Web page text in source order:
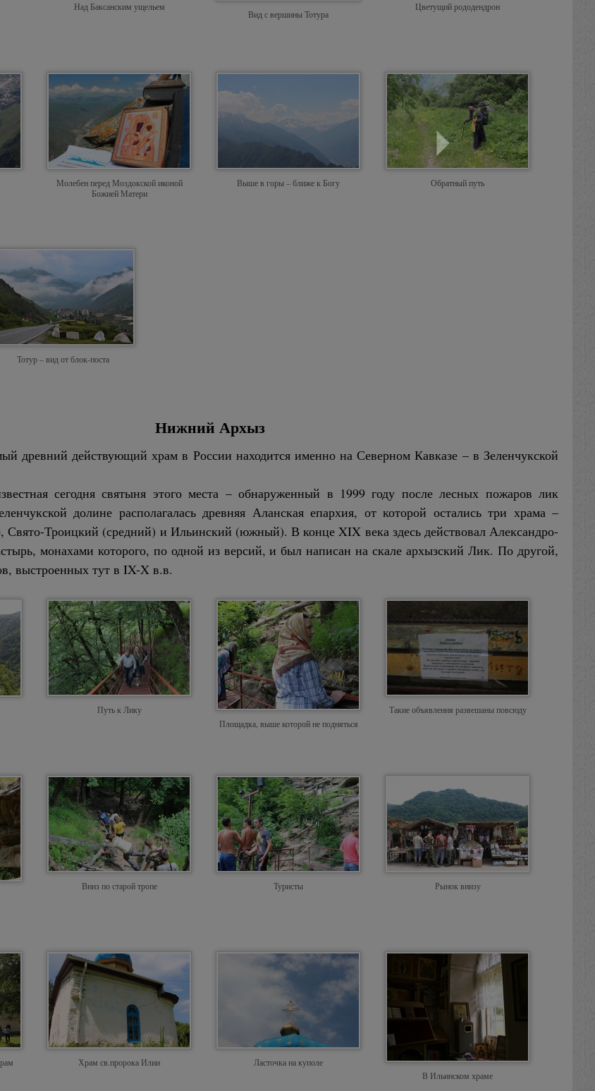
Над Баксанским ущельем
Вид с вершины Тотура
Цветущий рододендрон
Молебен перед Моздокской иконой
Божией Матери
Выше в горы – ближе к Богу Обратный путь
Тотур – вид от блок-поста
Нижний Архыз
древний действующий храм в России находится именно на Северном Кавказе – в Зеленчукской
сегодня святыня этого места – обнаруженный в 1999 году после лесных пожаров лик
долине располагалась древняя Аланская епархия, от которой остались три храма –
Свято-Троицкий (средний) и Ильинский (южный). В конце XIX века здесь действовал Александро-
монахами которого, по одной из версий, и был написан на скале архызский Лик. По другой,
выстроенных тут в IX-X в.в.
Путь к Лику
Площадка, выше которой не подняться
Такие объявления развешаны повсюду
Вниз по старой тропе Туристы Рынок внизу
Храм св.пророка Илии
Ласточка на куполе
В Ильинском храме